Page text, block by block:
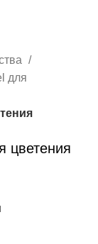
для
цветения